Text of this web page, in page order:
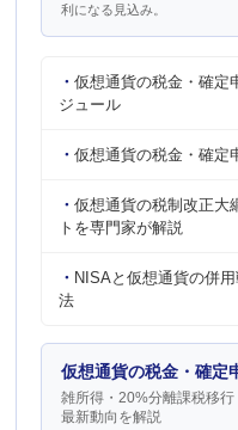
利になる見込み。
仮想通貨の税金・確定
ジュール
仮想通貨の税金・確定
仮想通貨の税制改正大
トを専門家が解説
NISAと仮想通貨の併
法
仮想通貨の税金・確定
雑所得・20%分離課税移
最新動向を解説